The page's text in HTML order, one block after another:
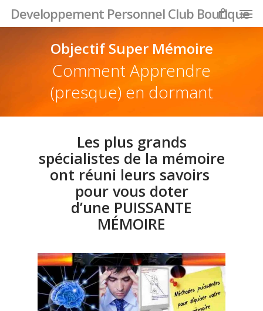
SkipDeveloppement Personnel Club Boutique
Objectif Super Mémoire
Comment Apprendre
(presque) en dormant
Les plus grands
spécialistes de la mémoire
ont réuni leurs savoirs
pour vous doter
d’une PUISSANTE
MÉMOIRE